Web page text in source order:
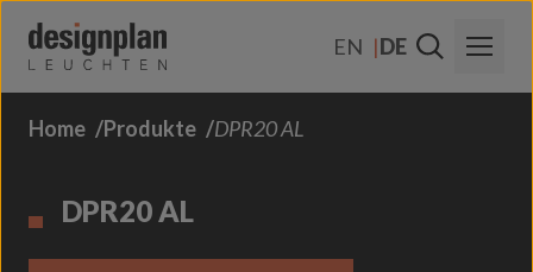
EN
DE
Über Uns
Home Produkte DPR20 AL
DPR20 AL